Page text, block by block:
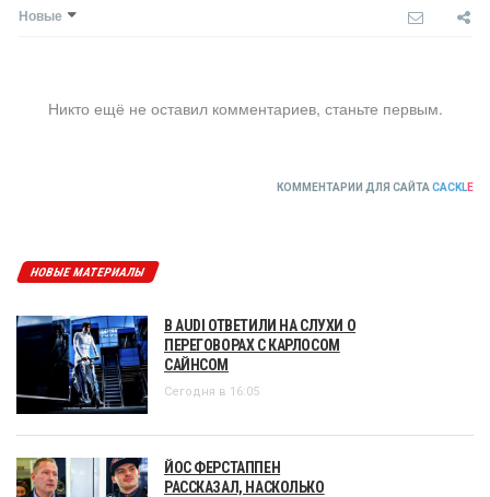
Новые
Никто ещё не оставил комментариев, станьте первым.
КОММЕНТАРИИ ДЛЯ САЙТА CACKLE
НОВЫЕ МАТЕРИАЛЫ
В AUDI ОТВЕТИЛИ НА СЛУХИ О
ПЕРЕГОВОРАХ С КАРЛОСОМ
САЙНСОМ
Сегодня в 16:05
ЙОС ФЕРСТАППЕН
РАССКАЗАЛ, НАСКОЛЬКО